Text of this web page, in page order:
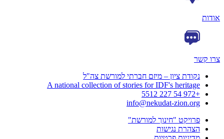
אודות
צרו קשר
נקודת ציון – מיזם חברתי למורשת צה"ל
A national collection of stories for IDF's heritage
+972 54 227 5512
info@nekudat-zion.org
פרויקט "חינוך למורשת"
הצהרת נגישות